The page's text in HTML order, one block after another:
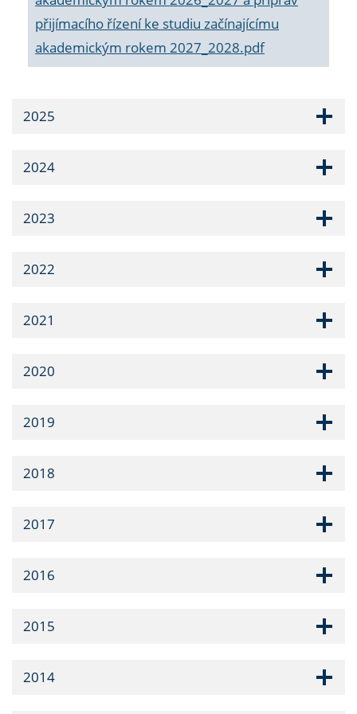
přijímacího řízení ke studiu začínajícímu
akademickým rokem 2027_2028.pdf
2025
2024
2023
2022
2021
2020
2019
2018
2017
2016
2015
2014